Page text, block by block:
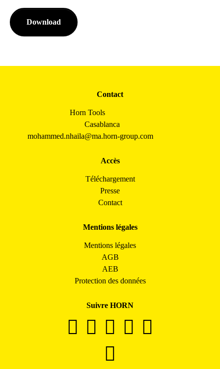
Download
Contact
Horn Tools
Casablanca
mohammed.nhaila@ma.horn-group.com
Accès
Téléchargement
Presse
Contact
Mentions légales
Mentions légales
AGB
AEB
Protection des données
Suivre HORN